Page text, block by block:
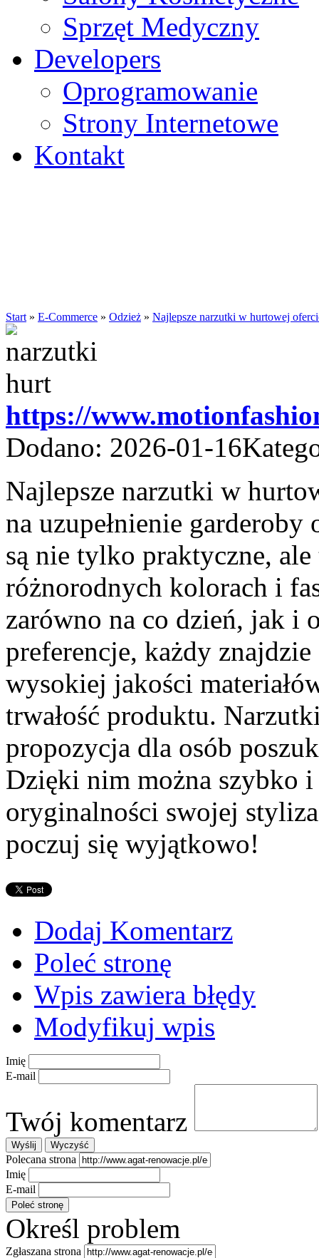
Sprzęt Medyczny
Developers
Oprogramowanie
Strony Internetowe
Kontakt
Start » E-Commerce » Odzież » Najlepsze narzutki w hurtowej
https://
Dodano: 2026-01-16
Najlepsze narzutki w
na uzupełnienie
są nie tylko praktyczne,
różnorodnych kolorach i
zarówno na co dzień, jak i
preferencje, każdy
wysokiej jakości
trwałość produktu.
propozycja dla osób
Dzięki nim można szybko i
oryginalności swojej
poczuj się wyjątkowo!
Dodaj Komentarz
Poleć stronę
Wpis zawiera błędy
Modyfikuj wpis
Imię
E-mail
Twój komentarz
Polecana strona
Imię
E-mail
Określ problem
Zgłaszana strona